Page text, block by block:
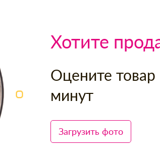
Хотите
Оцените
минут
Загрузить фото